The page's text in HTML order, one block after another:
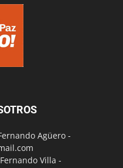
Agüero -
Villa -